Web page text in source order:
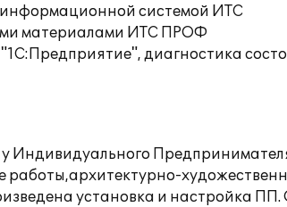
информационной системой ИТС
материалами ИТС ПРОФ
диагностика
Индивидуального
установка и настройка